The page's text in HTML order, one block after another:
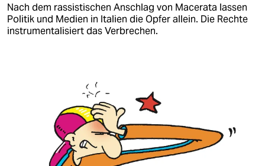
Nach dem rassistischen Anschlag von Macerata lassen
Politik und Medien in Italien die Opfer allein. Die Rechte
instrumentalisiert das Verbrechen.